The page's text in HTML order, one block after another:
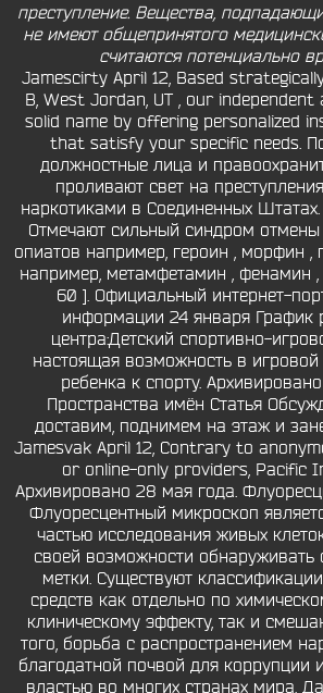
преступление. Вещества,
не имеют общепринятого
считаются потенциально
Jamescirty April 12, Based
B, West Jordan, UT , our
solid name by offering personalized
that satisfy your specific needs.
должностные лица и
проливают свет на
наркотиками в Соединенных
Отмечают сильный синдром отмены
опиатов например, героин , морфин ,
например, метамфетамин , фенамин ,
60 ]. Официальный интернет-
информации 24 января График
центра:Детский спортивно-
настоящая возможность в
ребенка к спорту.
Пространства имён Статья
доставим, поднимем на этаж и
Jamesvak April 12, Contrary to
or online-only providers, Pacific
Архивировано 28 мая года.
Флуоресцентный микроскоп
частью исследования живых
своей возможности обнаруживать
метки. Существуют
средств как отдельно по
клиническому эффекту, так и
того, борьба с распространением
благодатной почвой для коррупции
властью во многих странах мира.